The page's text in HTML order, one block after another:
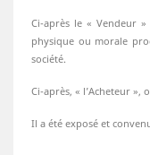
Ci-après le « Vendeur
physique ou morale
société.
Ci-après, « l’Acheteur »,
Il a été exposé et